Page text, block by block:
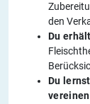
den
Du
Du
vereinen